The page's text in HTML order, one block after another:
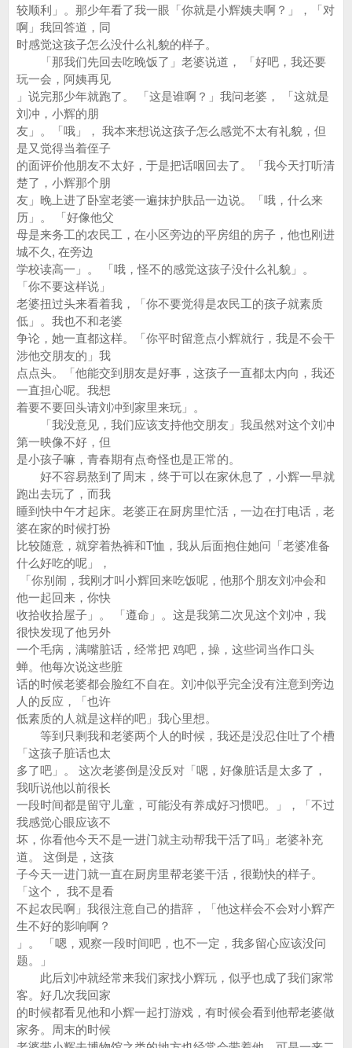
较顺利」。那少年看了我一眼「你就是小辉姨夫啊？」，「对
啊」我回答道，同
时感觉这孩子怎么没什么礼貌的样子。
「那我们先回去吃晚饭了」老婆说道， 「好吧，我还要
玩一会，阿姨再见
」说完那少年就跑了。 「这是谁啊？」我问老婆， 「这就是
刘冲，小辉的朋
友」。「哦」， 我本来想说这孩子怎么感觉不太有礼貌，但
是又觉得当着侄子
的面评价他朋友不太好，于是把话咽回去了。「我今天打听清
楚了，小辉那个朋
友」晚上进了卧室老婆一遍抹护肤品一边说。「哦，什么来
历」。 「好像他父
母是来务工的农民工，在小区旁边的平房组的房子，他也刚进
城不久, 在旁边
学校读高一」。 「哦，怪不的感觉这孩子没什么礼貌」。
「你不要这样说」
老婆扭过头来看着我，「你不要觉得是农民工的孩子就素质
低」。我也不和老婆
争论，她一直都这样。「你平时留意点小辉就行，我是不会干
涉他交朋友的」我
点点头。「他能交到朋友是好事，这孩子一直都太内向，我还
一直担心呢。我想
着要不要回头请刘冲到家里来玩」。
「我没意见，我们应该支持他交朋友」我虽然对这个刘冲
第一映像不好，但
是小孩子嘛，青春期有点奇怪也是正常的。
好不容易熬到了周末，终于可以在家休息了，小辉一早就
跑出去玩了，而我
睡到快中午才起床。老婆正在厨房里忙活，一边在打电话，老
婆在家的时候打扮
比较随意，就穿着热裤和T恤，我从后面抱住她问「老婆准备
什么好吃的呢」，
「你别闹，我刚才叫小辉回来吃饭呢，他那个朋友刘冲会和
他一起回来，你快
收拾收拾屋子」。 「遵命」。这是我第二次见这个刘冲，我
很快发现了他另外
一个毛病，满嘴脏话，经常把 鸡吧，操，这些词当作口头
蝉。他每次说这些脏
话的时候老婆都会脸红不自在。刘冲似乎完全没有注意到旁边
人的反应，「也许
低素质的人就是这样的吧」我心里想。
等到只剩我和老婆两个人的时候，我还是没忍住吐了个槽
「这孩子脏话也太
多了吧」。 这次老婆倒是没反对「嗯，好像脏话是太多了，
我听说他以前很长
一段时间都是留守儿童，可能没有养成好习惯吧。」，「不过
我感觉心眼应该不
坏，你看他今天不是一进门就主动帮我干活了吗」老婆补充
道。 这倒是，这孩
子今天一进门就一直在厨房里帮老婆干活，很勤快的样子。
「这个， 我不是看
不起农民啊」我很注意自己的措辞，「他这样会不会对小辉产
生不好的影响啊？
」。 「嗯，观察一段时间吧，也不一定，我多留心应该没问
题。」
此后刘冲就经常来我们家找小辉玩，似乎也成了我们家常
客。好几次我回家
的时候都看见他和小辉一起打游戏，有时候会看到他帮老婆做
家务。周末的时候